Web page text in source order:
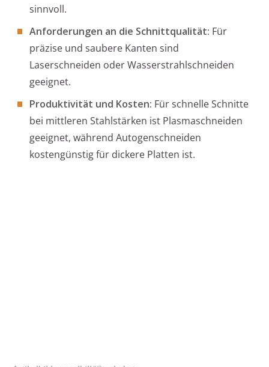
sinnvoll.
Anforderungen an die Schnittqualität: Für
präzise und saubere Kanten sind
Laserschneiden oder Wasserstrahlschneiden
geeignet.
Produktivität und Kosten: Für schnelle Schnitte
bei mittleren Stahlstärken ist Plasmaschneiden
geeignet, während Autogenschneiden
kostengünstig für dickere Platten ist.